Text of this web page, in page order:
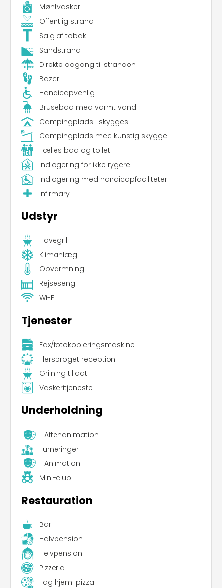
Møntvaskeri
Offentlig strand
Salg af tobak
Sandstrand
Direkte adgang til stranden
Bazar
Handicapvenlig
Brusebad med varmt vand
Campingplads i skygges
Campingplads med kunstig skygge
Fælles bad og toilet
Indlogering for ikke rygere
Indlogering med handicapfaciliteter
Infirmary
Udstyr
Havegril
Klimanlæg
Opvarmning
Rejseseng
Wi-Fi
Tjenester
Fax/fotokopieringsmaskine
Flersproget reception
Grilning tilladt
Vaskeritjeneste
Underholdning
Aftenanimation
Turneringer
Animation
Mini-club
Restauration
Bar
Halvpension
Helvpension
Pizzeria
Tag hjem-pizza